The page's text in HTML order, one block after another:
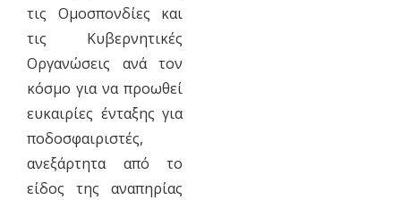
τις Ομοσπονδίες και
τις Κυβερνητικές
Οργανώσεις ανά τον
κόσμο για να προωθεί
ευκαιρίες ένταξης για
ποδοσφαιριστές,
ανεξάρτητα από το
είδος της αναπηρίας